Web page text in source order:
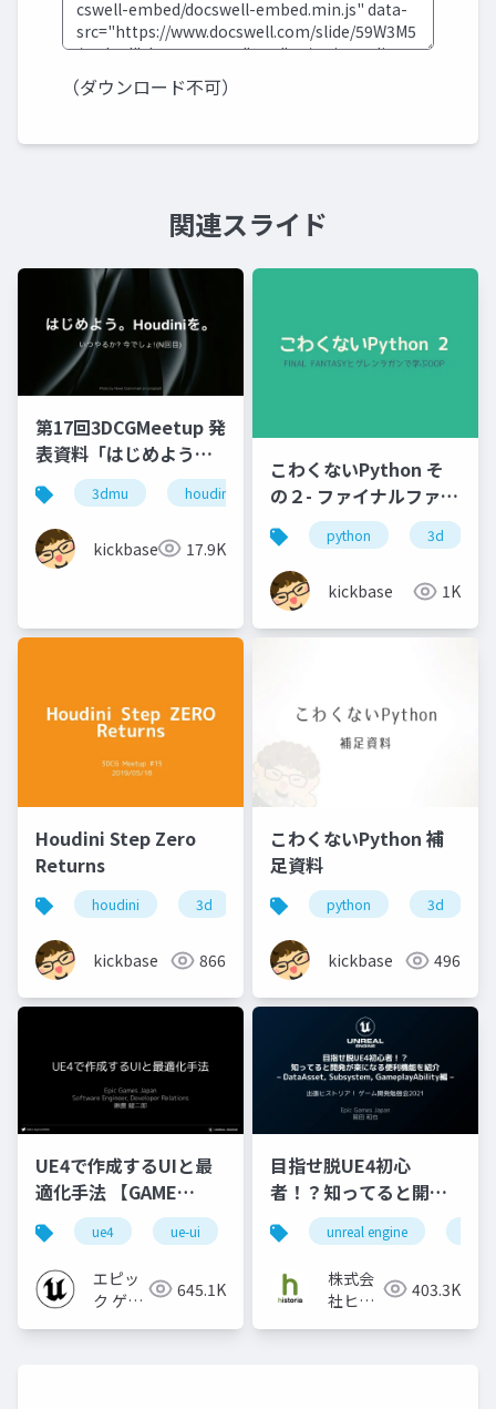
（ダウンロード不可）
関連スライド
第17回3DCGMeetup 発
表資料「はじめよう。
Houdiniを。」
3dmu houdini book
kickbase 17.9K
こわくないPython そ
の２- ファイナルファン
タジーとグレンラガン
で学ぶOOP
python 3d
kickbase 1K
Houdini Step Zero
Returns
houdini 3d 3dmu
kickbase 866
こわくないPython 補
足資料
python 3d
kickbase 496
UE4で作成するUIと最
適化手法 【GAME
CREATORS
CONFERENCE '20】
ue4 ue-ui ue-optimize
エピッ
ク ゲー
645.1K
目指せ脱UE4初心
者！？知ってると開発
が楽になる便利機能を
紹介 - DataAsset,
Subsystem,
GameplayAbility編 -
unreal engine
株式会
社ヒス
403.3K